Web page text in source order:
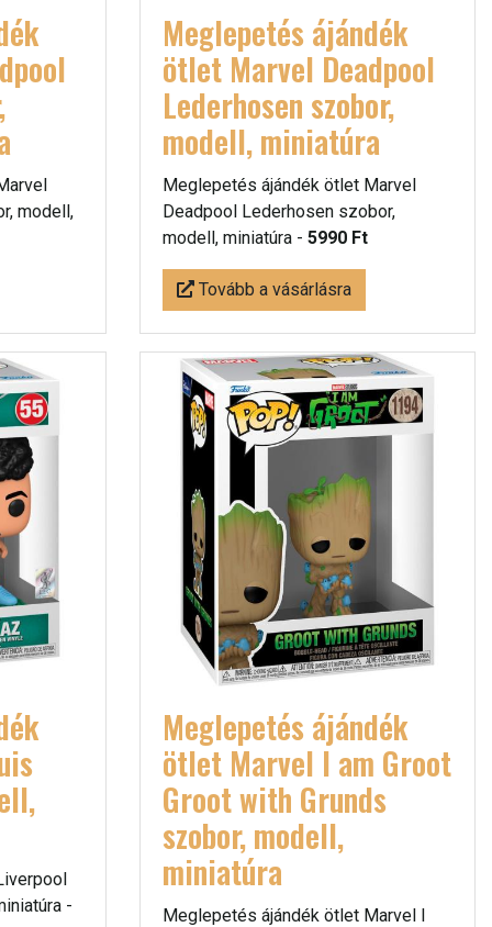
modell,
Meglepetés ájándék
ötlet Marvel Deadpool
Lederhosen szobor,
modell, miniatúra
Meglepetés ájándék ötlet Marvel
Deadpool Lederhosen szobor,
modell, miniatúra - 5990 Ft
Tovább a vásárlásra
-
Meglepetés ájándék
ötlet Marvel I am Groot
Groot with Grunds
szobor, modell,
miniatúra
Meglepetés ájándék ötlet Marvel I